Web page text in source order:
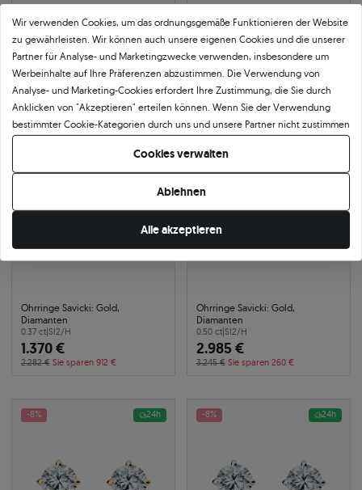
Diamanten
0.26 ct|SI2/H
795 €
864 € Sie sparen 69 €
Labordiamanten
585|weißgold
519 €
Sie sparen 45 €
-40% 24h
Ohrringe Savicki: Gold,
Diamanten
0.37 ct|SI2/H
1.370 €
2.282 € Sie sparen 912 €
-8% 24h
Ohrringe Savicki: Gold,
Diamanten
0.50 ct|SI2/H
2.985 €
3.245 € Sie sparen 260 €
-8% 24h -8% 24h
Wir verwenden Cookies, um das ordnungsgemäße Funktionieren der Website
zu gewährleisten. Wir können auch unsere eigenen Cookies und die unserer
Partner für Analyse- und Marketingzwecke verwenden, insbesondere um
Werbeinhalte auf Ihre Präferenzen abzustimmen. Die Verwendung von
Analyse- und Marketing-Cookies erfordert Ihre Zustimmung, die Sie durch
Anklicken von "Akzeptieren" erteilen können. Wenn Sie der Verwendung
bestimmter Cookie-Kategorien durch uns und unsere Partner nicht zustimmen
möchten, klicken Sie auf "Lassen Sie mich wählen" und bestimmen Sie Ihre
Präferenzen. Sie können Ihre Zustimmung jederzeit widerrufen, indem Sie
Ihre Cookie-Einstellungen ändern.
Cookies verwalten
Ablehnen
Alle akzeptieren